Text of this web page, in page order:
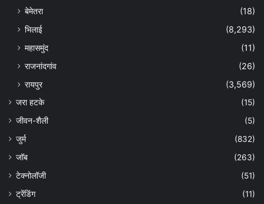
बेमेतरा
(18)
भिलाई
(8,293)
महासमुंद
(11)
राजनांदगांव
(26)
रायपुर
(3,569)
जरा हटके
(15)
जीवन-शैली
(5)
जुर्म
(832)
जॉब
(263)
टेक्नोलॉजी
(51)
ट्रेंडिंग
(11)